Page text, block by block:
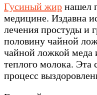
Гусиный жир нашел
медицине. Издавна
лечения простуды и
половину чайной
чайной ложкой меда
теплого молока. Эта
процесс